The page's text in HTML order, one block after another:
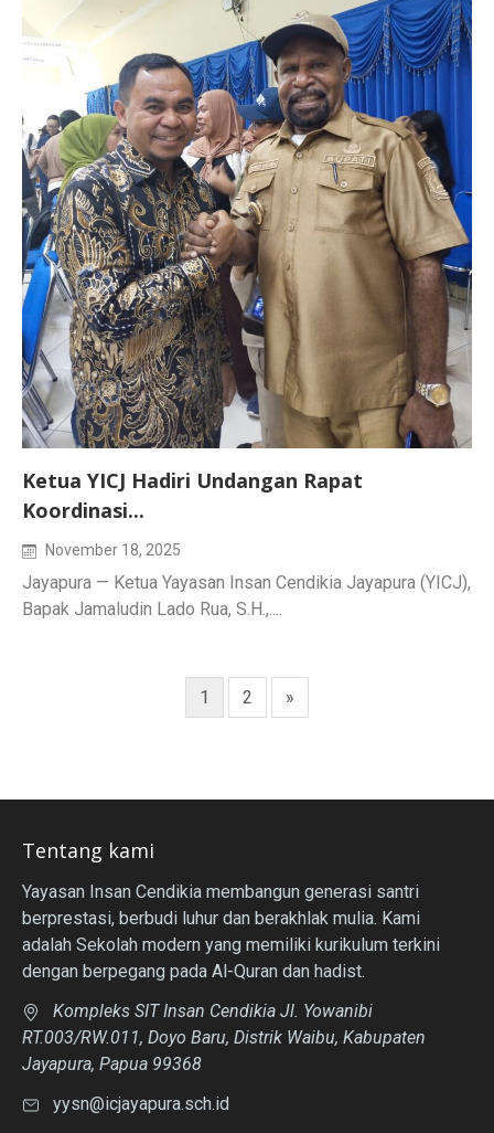
Ketua YICJ Hadiri Undangan Rapat
Koordinasi...
November 18, 2025
Jayapura — Ketua Yayasan Insan Cendikia Jayapura (YICJ),
Bapak Jamaludin Lado Rua, S.H.,....
1 2 »
Tentang kami
Yayasan Insan Cendikia membangun generasi santri
berprestasi, berbudi luhur dan berakhlak mulia. Kami
adalah Sekolah modern yang memiliki kurikulum terkini
dengan berpegang pada Al-Quran dan hadist.
Kompleks SIT Insan Cendikia Jl. Yowanibi
RT.003/RW.011, Doyo Baru, Distrik Waibu, Kabupaten
Jayapura, Papua 99368
yysn@icjayapura.sch.id